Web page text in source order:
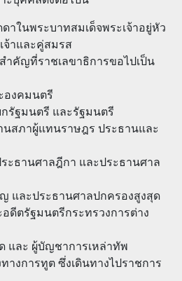
าในพระบาทสมเด็จพระเจ้าอยู่หัว
จ้าและคู่สมรส
ำคัญที่ราชเลขาธิการขอไปเป็น
องคมนตรี
รัฐมนตรี และรัฐมนตรี
นสภาผู้แทนราษฎร ประธานและ
ะธานศาลฎีกา และประธานศาล
และประธานศาลปกครองสูงสุด
ดีตรัฐมนตรีกระทรวงการต่าง
และ ผู้บัญชาการเหล่าทัพ
างการทูต ซึ่งเดินทางไปราชการ